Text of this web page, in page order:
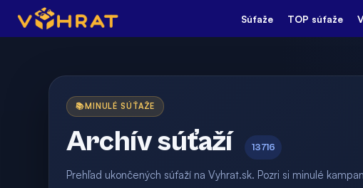
Súťaže TOP súťaže
📚 MINULÉ SÚŤAŽE
Archív súťaží 13716
Prehľad ukončených súťaží na Vyhrat.sk. Pozri si minulé